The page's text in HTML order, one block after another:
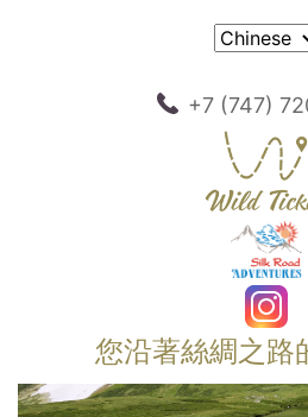
+7 (747)
您沿著絲綢之路